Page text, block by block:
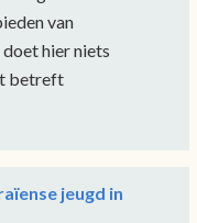
van
hier niets
betreft
jeugd in